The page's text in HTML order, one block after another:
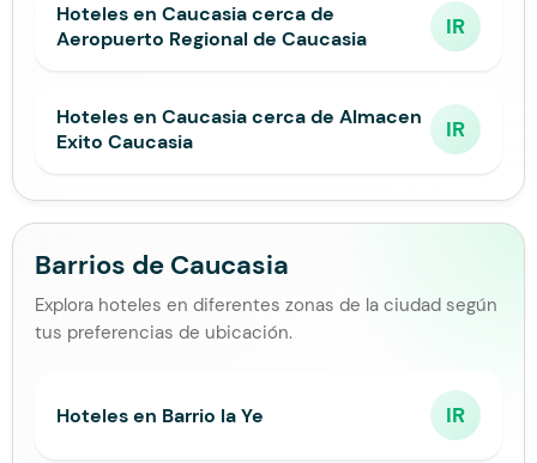
Hoteles en Caucasia cerca de
Aeropuerto Regional de Caucasia
IR
Hoteles en Caucasia cerca de Almacen
Exito Caucasia
IR
Barrios de Caucasia
Explora hoteles en diferentes zonas de la ciudad según
tus preferencias de ubicación.
Hoteles en Barrio la Ye IR